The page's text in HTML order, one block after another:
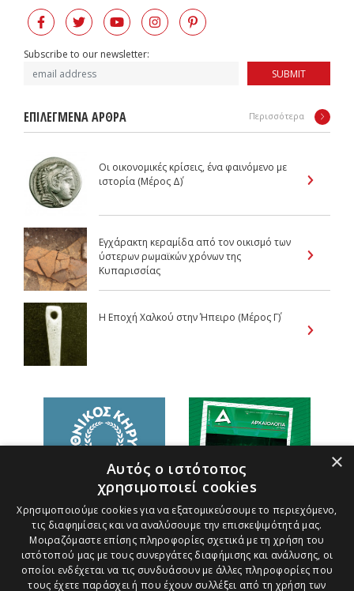
Subscribe to our newsletter:
SUBMIT
ΕΠΙΛΕΓΜΕΝΑ ΑΡΘΡΑ Περισσότερα
Οι οικονομικές κρίσεις, ένα φαινόμενο με
ιστορία (Μέρος Δ΄)
Εγχάρακτη κεραμίδα από τον οικισμό των
ύστερων ρωμαϊκών χρόνων της
Κυπαρισσίας
Η Εποχή Χαλκού στην Ήπειρο (Μέρος Γ΄)
×
Αυτός ο ιστότοπος
χρησιμοποιεί cookies
Χρησιμοποιούμε cookies για να εξατομικεύσουμε το περιεχόμενο,
τις διαφημίσεις και να αναλύσουμε την επισκεψιμότητά μας.
Μοιραζόμαστε επίσης πληροφορίες σχετικά με τη χρήση του
ιστότοπού μας με τους συνεργάτες διαφήμισης και ανάλυσης, οι
οποίοι ενδέχεται να τις συνδυάσουν με άλλες πληροφορίες που
τους έχετε παράσχει ή που έχουν συλλέξει από τη χρήση των